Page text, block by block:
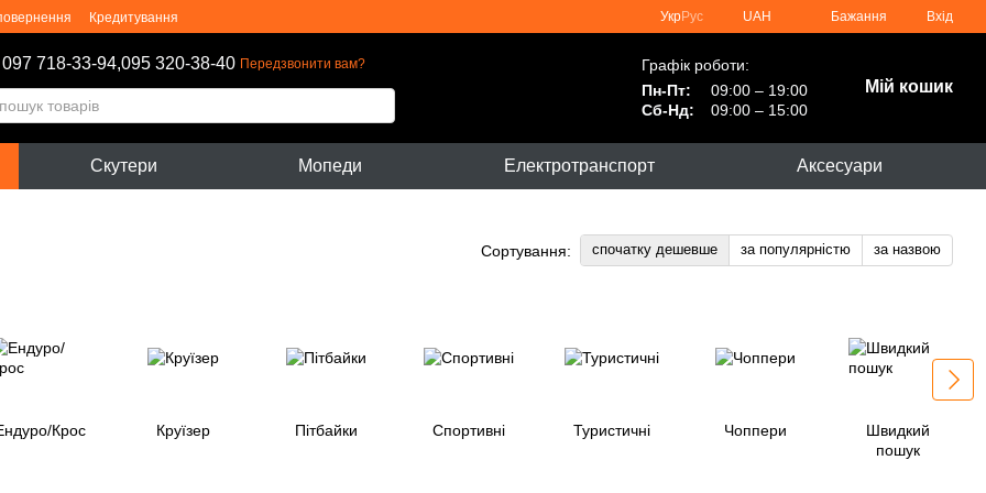
Кредитування
УкрРус UAH Бажання Вхід
097 718-33-94,095 320-38-40 Передзвонити вам?
Графік роботи:
Пн-Пт:
09:00 – 19:00
Сб-Нд:
09:00 – 15:00
Мій кошик
Скутери Мопеди Електротранспорт Аксесуари
Сортування: спочатку дешевше за популярністю за назвою
Крос Круїзер Пітбайки Спортивні Туристичні Чоппери
Швидкий
пошук